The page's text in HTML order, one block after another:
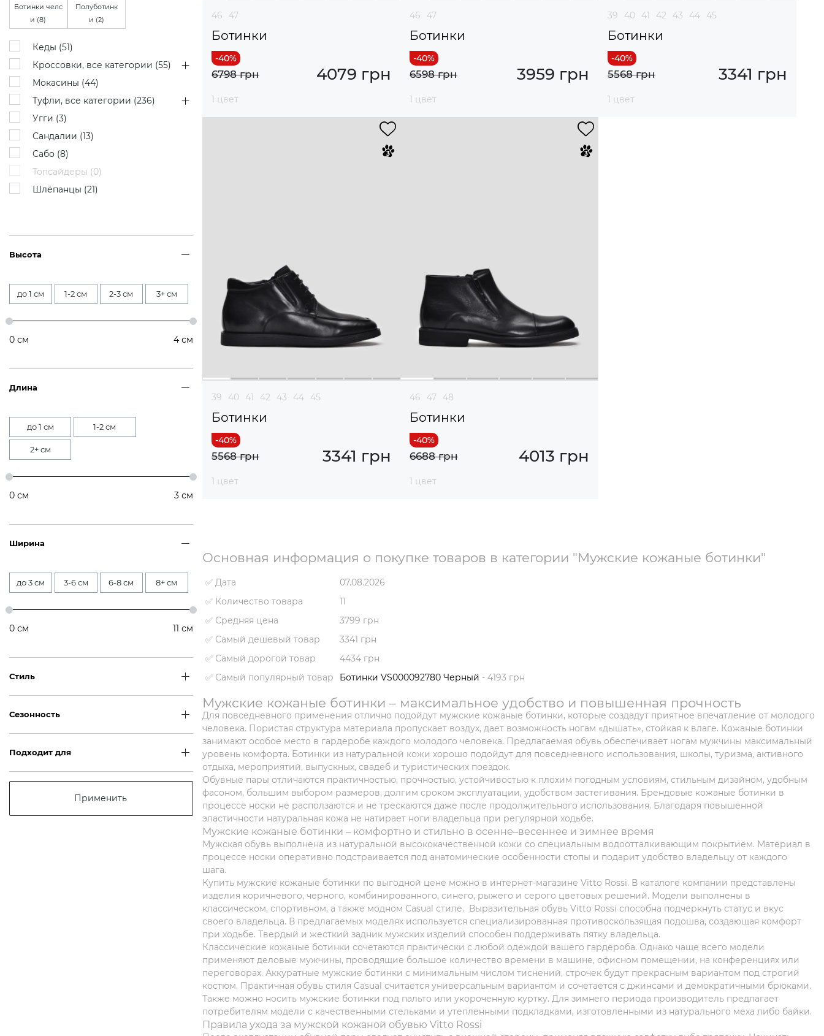
Ботинки челс
и (8)
Полуботинк
и (2)
Кеды (51)
Кроссовки, все категории (55)
Мокасины (44)
Туфли, все категории (236)
Угги (3)
Сандалии (13)
Сабо (8)
Топсайдеры (0)
Шлёпанцы (21)
Высота
до 1 см 1-2 см 2-3 см 3+ см
0 см 4 см
Длина
до 1 см 1-2 см
2+ см
0 см 3 см
Ширина
до 3 см 3-6 см 6-8 см 8+ см
0 см 11 см
Стиль
Сезонность
Подходит для
Применить
46 47
Ботинки
4079 грн
6798 грн
1 цвет
46 47
Ботинки
3959 грн
6598 грн
1 цвет
39 40 41 42 43 44 45
Ботинки
3341 грн
5568 грн
1 цвет
39 40 41 42 43 44 45
Ботинки
3341 грн
5568 грн
1 цвет
46 47 48
Ботинки
4013 грн
6688 грн
1 цвет
Основная информация о покупке товаров в категории "Мужские кожаные ботинки"
✅ Дата
07.08.2026
✅ Количество товара
11
✅ Средняя цена
3799 грн
✅ Самый дешевый товар
3341 грн
✅ Самый дорогой товар
4434 грн
✅ Самый популярный товар
Ботинки VS000092780 Черный - 4193 грн
Мужские кожаные ботинки – максимальное удобство и повышенная прочность
Для повседневного применения отлично подойдут мужские кожаные ботинки, которые создадут приятное впечатление от молодого
человека. Пористая структура материала пропускает воздух, дает возможность ногам «дышать», стойкая к влаге. Кожаные ботинки
занимают особое место в гардеробе каждого молодого человека. Предлагаемая обувь обеспечивает ногам мужчины максимальный
уровень комфорта. Ботинки из натуральной кожи хорошо подойдут для повседневного использования, школы, туризма, активного
отдыха, мероприятий, выпускных, свадеб и туристических поездок.
Обувные пары отличаются практичностью, прочностью, устойчивостью к плохим погодным условиям, стильным дизайном, удобным
фасоном, большим выбором размеров, долгим сроком эксплуатации, удобством застегивания. Брендовые кожаные ботинки в
процессе носки не расползаются и не трескаются даже после продолжительного использования. Благодаря повышенной
эластичности натуральная кожа не натирает ноги владельца при регулярной ходьбе.
Мужские кожаные ботинки – комфортно и стильно в осенне–весеннее и зимнее время
Мужская обувь выполнена из натуральной высококачественной кожи со специальным водоотталкивающим покрытием. Материал в
процессе носки оперативно подстраивается под анатомические особенности стопы и подарит удобство владельцу от каждого
шага.
Купить мужские кожаные ботинки по выгодной цене можно в интернет-магазине Vitto Rossi. В каталоге компании представлены
изделия коричневого, черного, комбинированного, синего, рыжего и серого цветовых решений. Модели выполнены в
классическом, спортивном, а также модном Casual стиле. Выразительная обувь Vitto Rossi способна подчеркнуть статус и вкус
своего владельца. В предлагаемых моделях используется специализированная противоскользящая подошва, создающая комфорт
при ходьбе. Твердый и жесткий задник мужских изделий способен поддерживать пятку владельца.
Классические кожаные ботинки сочетаются практически с любой одеждой вашего гардероба. Однако чаще всего модели
применяют деловые мужчины, проводящие большое количество времени в машине, офисном помещении, на конференциях или
переговорах. Аккуратные мужские ботинки с минимальным числом тиснений, строчек будут прекрасным вариантом под строгий
костюм. Практичная обувь стиля Casual считается универсальным вариантом и сочетается с джинсами и демократичными брюками.
Также можно носить мужские ботинки под пальто или укороченную куртку. Для зимнего периода производитель предлагает
потребителям модели с качественными стельками и утепленными подкладками, изготовленными из натурального меха либо байки.
Правила ухода за мужской кожаной обувью Vitto Rossi